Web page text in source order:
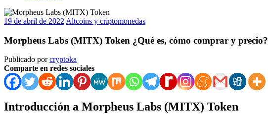
19 de abril de 2022 Altcoins y criptomonedas
Morpheus Labs (MITX) Token ¿Qué es, cómo comprar y precio?
Publicado porcryptoka
Comparte en redes sociales
Introducción a Morpheus Labs (MITX) Token